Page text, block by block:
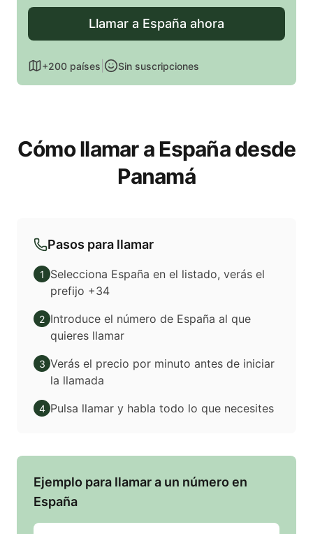
Llamar a España ahora
+200 países Sin suscripciones
Cómo llamar a España desde
Panamá
Pasos para llamar
1
Selecciona España en el listado, verás el
prefijo +34
2 Introduce el número de España al que
quieres llamar
3 Verás el precio por minuto antes de iniciar
la llamada
4 Pulsa llamar y habla todo lo que necesites
Ejemplo para llamar a un número en
España